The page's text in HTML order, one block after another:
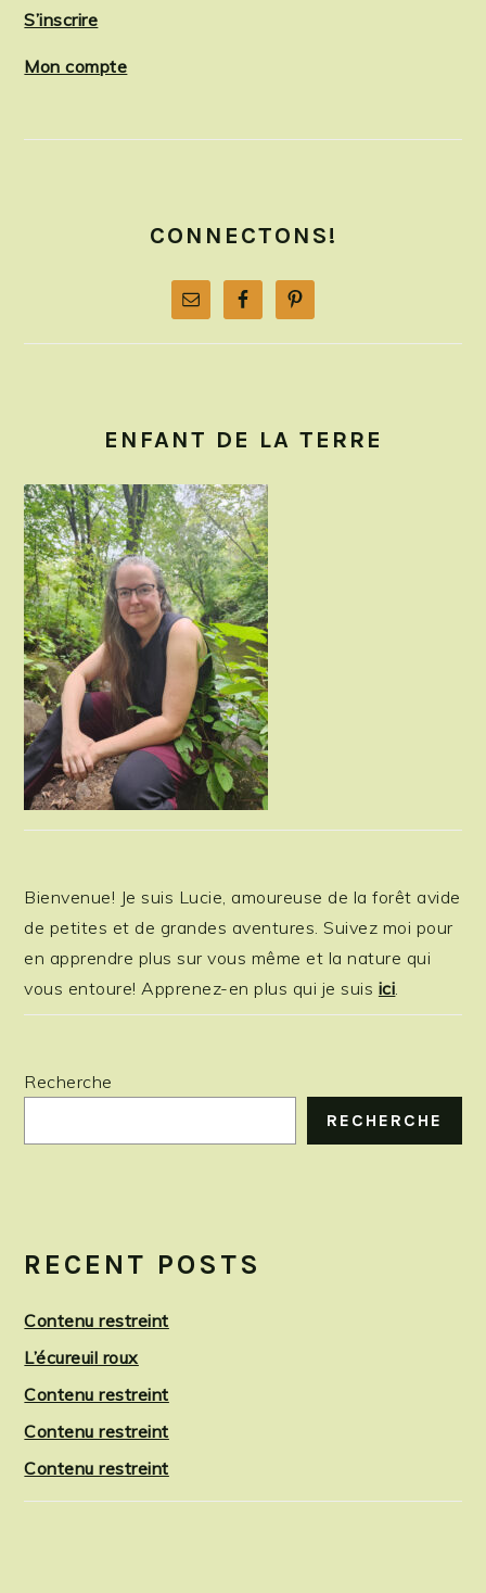
S’inscrire
Mon compte
CONNECTONS!
ENFANT DE LA TERRE
Bienvenue! Je suis Lucie, amoureuse de la forêt avide
de petites et de grandes aventures. Suivez moi pour
en apprendre plus sur vous même et la nature qui
vous entoure! Apprenez-en plus qui je suis ici
Recherche
RECHERCHE
RECENT POSTS
Contenu restreint
L’écureuil roux
Contenu restreint
Contenu restreint
Contenu restreint